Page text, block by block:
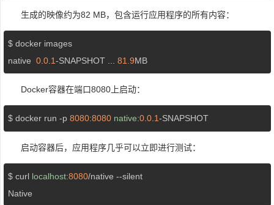
生成的映像约为82 MB，包含运行应用程序的所有内容：
$ docker images
native 0 .0 1-SNAPSHOT ... 81.9MB
Docker容器在端口8080上启动：
$ docker run -p 8080:8080 native:0.0.1
启动容器后，应用程序几乎可以立即进行测试：
$ curl localhost:8080/native --silent
Native